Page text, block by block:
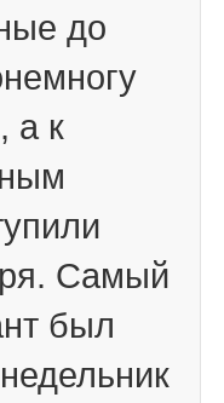
до
а к
Самый
был